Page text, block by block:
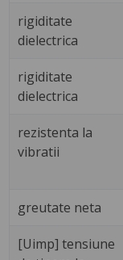
rigiditate
dielectrica
rigiditate
dielectrica
rezistenta la
vibratii
greutate neta
[Uimp] tensiune